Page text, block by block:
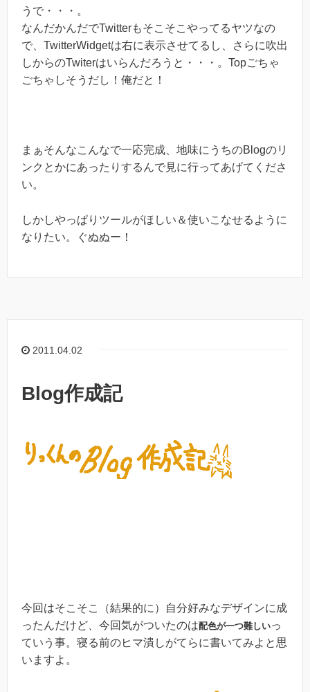
うで・・・。
なんだかんだでTwitterもそこそこやってるヤツなの
で、TwitterWidgetは右に表示させてるし、さらに吹出
しからのTwiterはいらんだろうと・・・。Topごちゃ
ごちゃしそうだし！俺だと！
まぁそんなこんなで一応完成、地味にうちのBlogのリ
ンクとかにあったりするんで見に行ってあげてくださ
い。
しかしやっぱりツールがほしい＆使いこなせるように
なりたい。ぐぬぬー！
2011.04.02
Blog作成記
今回はそこそこ（結果的に）自分好みなデザインに成
ったんだけど、今回気がついたのは配色が一つ難しいっ
ていう事。寝る前のヒマ潰しがてらに書いてみよと思
いますよ。